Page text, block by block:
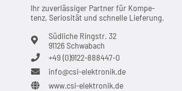
Ihr zuver­läs­siger Partner für Kom­pe­
tenz, Seri­osi­tät und schnel­le Lie­ferung.
Südliche Ringstr. 32
91126 Schwabach
+49 (0)9122-888447-0
info@csi-elektronik.de
www.csi-elektronik.de